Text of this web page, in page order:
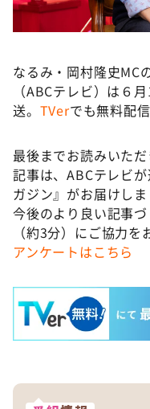
なるみ・岡村隆史MC
（ABCテレビ）は６
送。 TVerでも無料配信
最後までお読みいた
記事は、ABCテレビ
ガジン』がお届けしま
今後のより良い記事
（約3分）にご協力を
アンケートはこちら